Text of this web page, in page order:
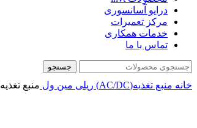
درایو آسانسوری
مرکز تعمیرات
خدمات همکاری
تماس با ما
جستجو
خانه منبع تغذیه(AC/DC) ریلی مین ول منبع تغذیه 48 ولت 5 آمپر مین ول مدل XDR-240E-48